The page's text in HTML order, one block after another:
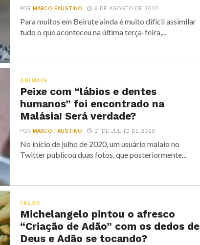
PORMARCO FAUSTINO 6 DE AGOSTO DE 2020
Para muitos em Beirute ainda é muito difícil assimilar
tudo o que aconteceu na última terça-feira,...
ANIMAIS
Peixe com “lábios e dentes
humanos” foi encontrado na
Malásia! Será verdade?
PORMARCO FAUSTINO 21 DE JULHO DE 2020
No início de julho de 2020, um usuário malaio no
Twitter publicou duas fotos, que posteriormente...
FALSO
Michelangelo pintou o afresco
“Criação de Adão” com os dedos de
Deus e Adão se tocando?